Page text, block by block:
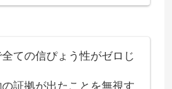
ての信ぴょう性がゼロじ
証拠が出たことを無視す